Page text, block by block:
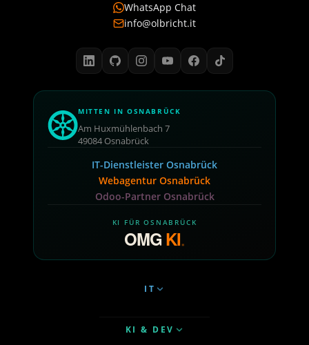
WhatsApp Chat
info@olbricht.it
MITTEN IN OSNABRÜCK
Am Huxmühlenbach 7
49084 Osnabrück
IT-Dienstleister Osnabrück
Webagentur Osnabrück
Odoo-Partner Osnabrück
KI FÜR OSNABRÜCK
OMG KI.
IT
KI & DEV